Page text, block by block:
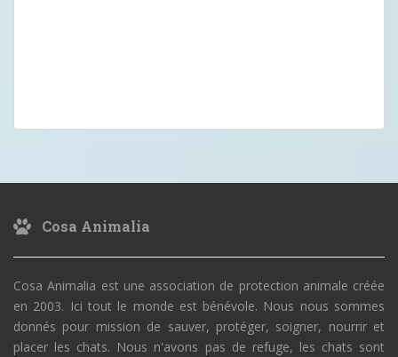
Cosa Animalia
Cosa Animalia est une association de protection animale créée
en 2003. Ici tout le monde est bénévole. Nous nous sommes
donnés pour mission de sauver, protéger, soigner, nourrir et
placer les chats. Nous n'avons pas de refuge, les chats sont